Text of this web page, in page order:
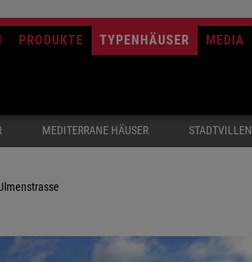
PRODUKTE TYPENHÄUSER MEDIA
MEDITERRANE HÄUSER STADTVILLEN